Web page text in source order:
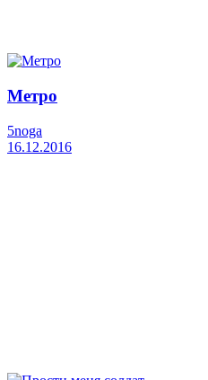
Метро
5noga
16.12.2016